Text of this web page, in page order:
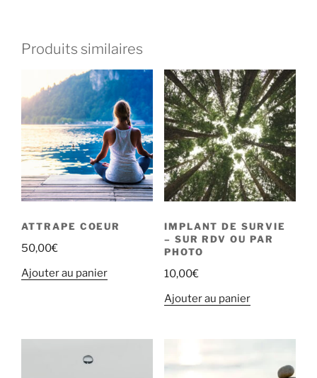
Produits similaires
ATTRAPE COEUR
50,00€
Ajouter au panier
IMPLANT DE SURVIE
– SUR RDV OU PAR
PHOTO
10,00€
Ajouter au panier